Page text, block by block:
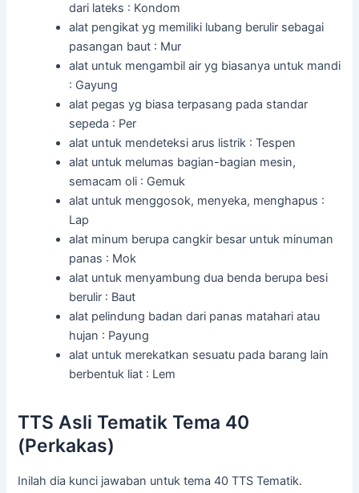
dari lateks : Kondom
alat pengikat yg memiliki lubang berulir sebagai
pasangan baut : Mur
alat untuk mengambil air yg biasanya untuk mandi
: Gayung
alat pegas yg biasa terpasang pada standar
sepeda : Per
alat untuk mendeteksi arus listrik : Tespen
alat untuk melumas bagian-bagian mesin,
semacam oli : Gemuk
alat untuk menggosok, menyeka, menghapus :
Lap
alat minum berupa cangkir besar untuk minuman
panas : Mok
alat untuk menyambung dua benda berupa besi
berulir : Baut
alat pelindung badan dari panas matahari atau
hujan : Payung
alat untuk merekatkan sesuatu pada barang lain
berbentuk liat : Lem
TTS Asli Tematik Tema 40
(Perkakas)
Inilah dia kunci jawaban untuk tema 40 TTS Tematik.